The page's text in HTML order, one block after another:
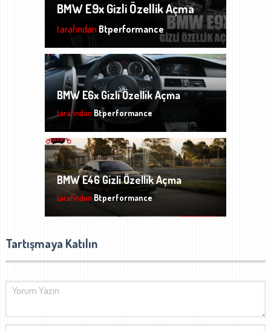
BMW E9x Gizli Özellik Açma
tarafından Btperformance
BMW E6x Gizli Özellik Açma
tarafından Btperformance
BMW E46 Gizli Özellik Açma
tarafından Btperformance
Tartışmaya Katılın